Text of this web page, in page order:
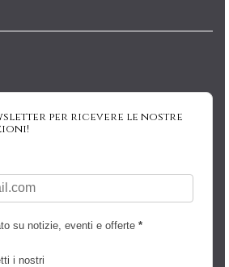
per ricevere le nostre
su notizie, eventi e offerte *
i nostri